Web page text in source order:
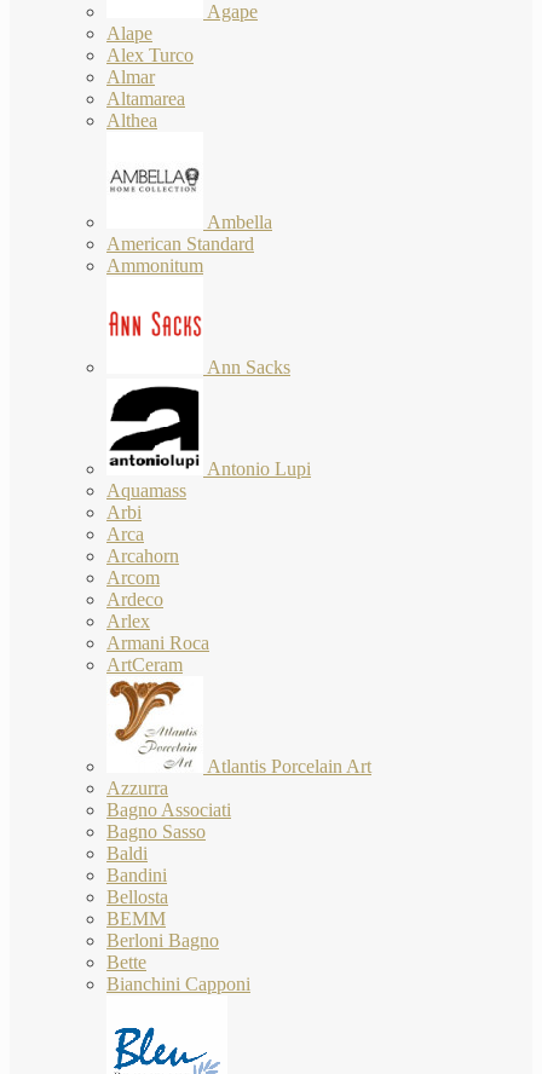
Agape
Alape
Alex Turco
Almar
Altamarea
Althea
Ambella
American Standard
Ammonitum
Ann Sacks
Antonio Lupi
Aquamass
Arbi
Arca
Arcahorn
Arcom
Ardeco
Arlex
Armani Roca
ArtCeram
Atlantis Porcelain Art
Azzurra
Bagno Associati
Bagno Sasso
Baldi
Bandini
Bellosta
BEMM
Berloni Bagno
Bette
Bianchini Capponi